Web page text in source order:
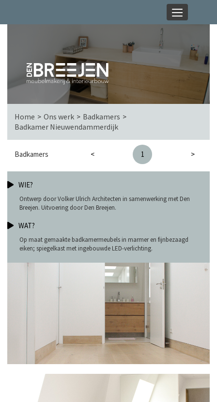
Home Ons werk
Badkamers
Badkamer Nieuwendammerdijk
Badkamers < 1 >
WIE?
Ontwerp door Volker Ulrich Architecten in samenwerking met Den
Breejen. Uitvoering door Den Breejen.
WAT?
Op maat gemaakte badkamermeubels in marmer en fijnbezaagd
eiken; spiegelkast met ingebouwde LED-verlichting.